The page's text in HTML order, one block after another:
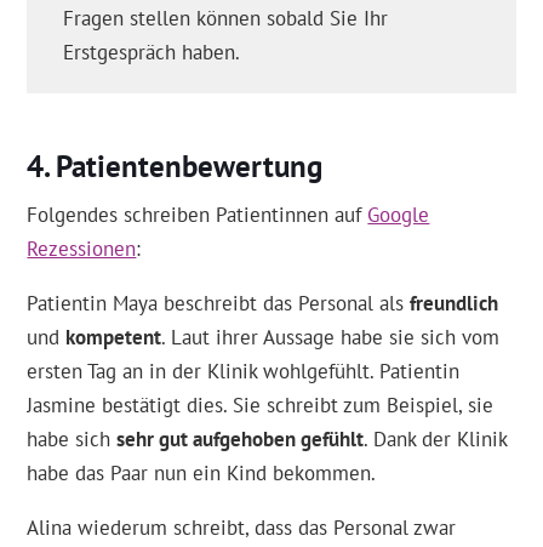
Fragen stellen können sobald Sie Ihr
Erstgespräch haben.
Patientenbewertung
Folgendes schreiben Patientinnen auf Google
Rezessionen:
Patientin Maya beschreibt das Personal alsfreundlich
und kompetent. Laut ihrer Aussage habe sie sich vom
ersten Tag an in der Klinik wohlgefühlt. Patientin
Jasmine bestätigt dies. Sie schreibt zum Beispiel, sie
habe sichsehr gut aufgehoben gefühlt. Dank der Klinik
habe das Paar nun ein Kind bekommen.
Alina wiederum schreibt, dass das Personal zwar